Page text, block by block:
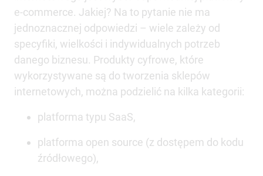
e-commerce. Jakiej? Na to pytanie nie ma
jednoznacznej odpowiedzi – wiele zależy od
specyfiki, wielkości i indywidualnych potrzeb
danego biznesu. Produkty cyfrowe, które
wykorzystywane są do tworzenia sklepów
internetowych, można podzielić na kilka kategorii:
platforma typu SaaS,
platforma open source (z dostępem do kodu
źródłowego),